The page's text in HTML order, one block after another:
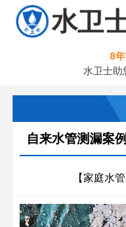
8年
水卫士助
自来水管测漏案例
【家庭水